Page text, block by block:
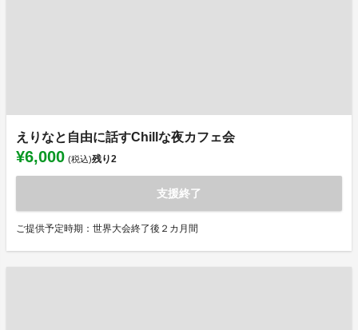
えりなと自由に話すChillな夜カフェ会
¥6,000 (税込)残り2
支援終了
ご提供予定時期：世界大会終了後２カ月間